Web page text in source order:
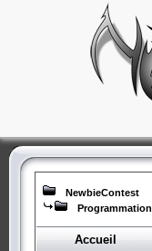
NewbieContest
Programmation
Accueil